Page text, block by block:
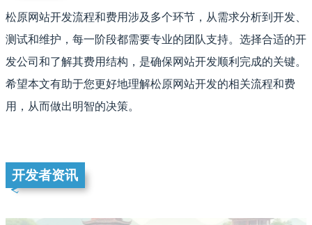
松原网站开发流程和费用涉及多个环节，从需求分析到开发、
测试和维护，每一阶段都需要专业的团队支持。选择合适的开
发公司和了解其费用结构，是确保网站开发顺利完成的关键。
希望本文有助于您更好地理解松原网站开发的相关流程和费
用，从而做出明智的决策。
开发者资讯